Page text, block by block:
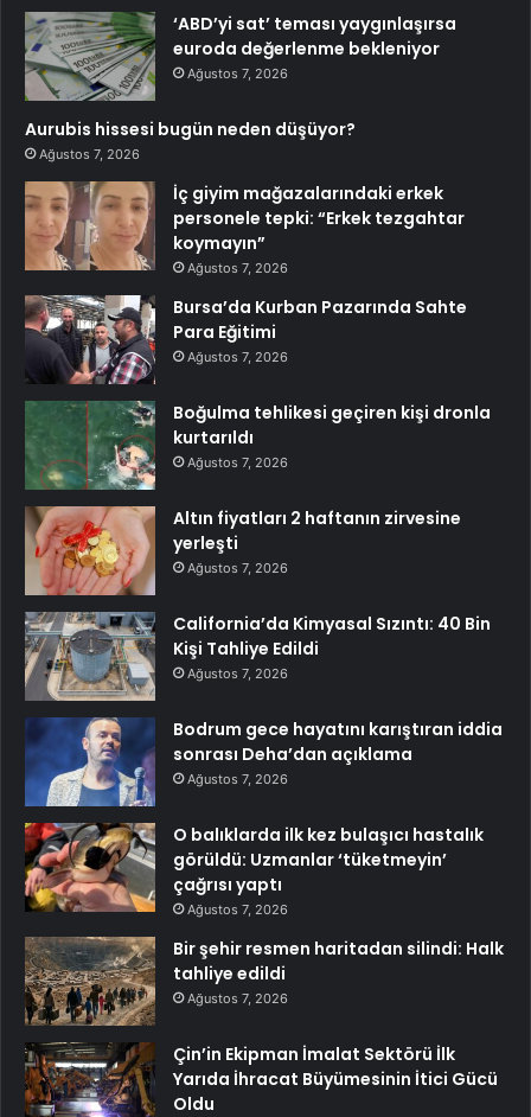
‘ABD’yi sat’ teması yaygınlaşırsa
euroda değerlenme bekleniyor
Ağustos 7, 2026
Aurubis hissesi bugün neden düşüyor?
Ağustos 7, 2026
İç giyim mağazalarındaki erkek
personele tepki: “Erkek tezgahtar
koymayın”
Ağustos 7, 2026
Bursa’da Kurban Pazarında Sahte
Para Eğitimi
Ağustos 7, 2026
Boğulma tehlikesi geçiren kişi dronla
kurtarıldı
Ağustos 7, 2026
Altın fiyatları 2 haftanın zirvesine
yerleşti
Ağustos 7, 2026
California’da Kimyasal Sızıntı: 40 Bin
Kişi Tahliye Edildi
Ağustos 7, 2026
Bodrum gece hayatını karıştıran iddia
sonrası Deha’dan açıklama
Ağustos 7, 2026
O balıklarda ilk kez bulaşıcı hastalık
görüldü: Uzmanlar ‘tüketmeyin’
çağrısı yaptı
Ağustos 7, 2026
Bir şehir resmen haritadan silindi: Halk
tahliye edildi
Ağustos 7, 2026
Çin’in Ekipman İmalat Sektörü İlk
Yarıda İhracat Büyümesinin İtici Gücü
Oldu